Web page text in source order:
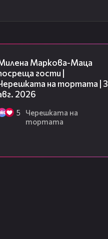
Маркова-Маца
гости |
на тортата | 3
2026
5
Черешката на
тортата